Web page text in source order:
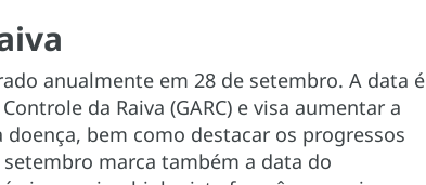
anualmente em 28 de setembro. A data é
da Raiva (GARC) e visa aumentar a
bem como destacar os progressos
marca também a data do